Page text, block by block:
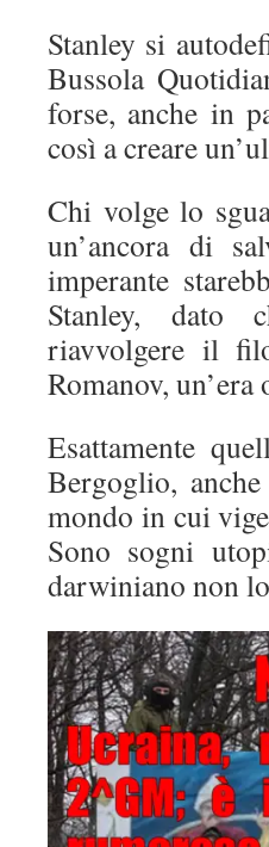
Stanley si
Bussola
forse, anche in
così a creare
Chi volge lo
un’ancora di
imperante
Stanley, dato
riavvolgere il
Romanov,
Esattamente
Bergoglio,
mondo in cui
Sono sogni
darwiniano non